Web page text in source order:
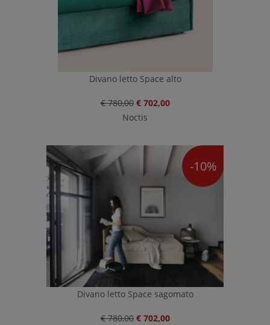
Divano letto Space alto
€ 780,00 € 702,00
Noctis
-10%
Divano letto Space sagomato
€ 780,00 € 702,00